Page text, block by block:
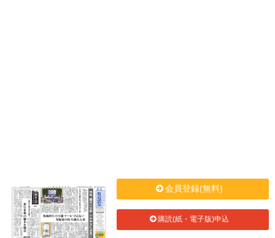
会員登録(無料)
購読(紙・電子版)申込